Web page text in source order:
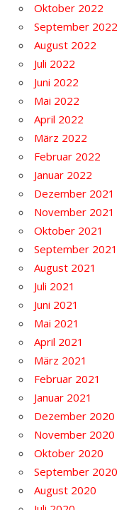
Oktober 2022
September 2022
August 2022
Juli 2022
Juni 2022
Mai 2022
April 2022
März 2022
Februar 2022
Januar 2022
Dezember 2021
November 2021
Oktober 2021
September 2021
August 2021
Juli 2021
Juni 2021
Mai 2021
April 2021
März 2021
Februar 2021
Januar 2021
Dezember 2020
November 2020
Oktober 2020
September 2020
August 2020